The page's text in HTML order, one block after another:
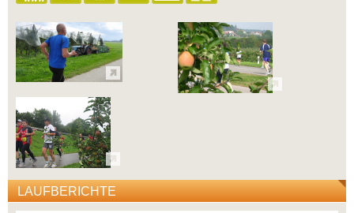
LAUFBERICHTE